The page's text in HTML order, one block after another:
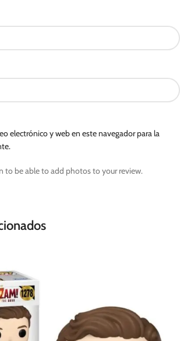
electrónico y web en este navegador para la
to be able to add photos to your review.